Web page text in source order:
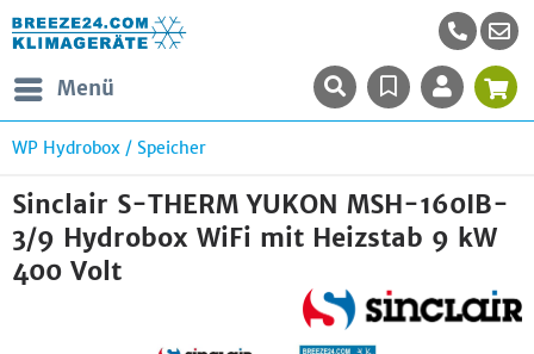
Menü
WP Hydrobox / Speicher
Sinclair S-THERM YUKON MSH-160IB-
3/9 Hydrobox WiFi mit Heizstab 9 kW
400 Volt